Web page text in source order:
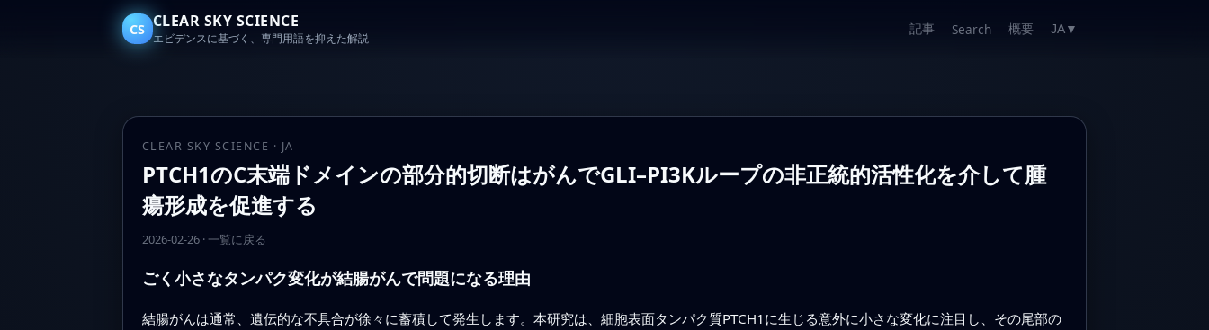
CS CLEAR SKY SCIENCE
エビデンスに基づく、専門用語を抑えた解説
記事 Search 概要 JA ▼
CLEAR SKY SCIENCE · JA
PTCH1のC末端ドメインの部分的切断はがんでGLI–PI3Kループの非正統的活性化を介して腫
瘍形成を促進する
2026-02-26· 一覧に戻る
ごく小さなタンパク変化が結腸がんで問題になる理由
結腸がんは通常、遺伝的な不具合が徐々に蓄積して発生します。本研究は、細胞表面タンパク質PTCH1に生じる意外に小さな変化に注目し、その尾部の